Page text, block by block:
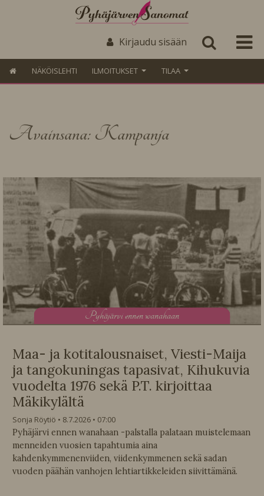
Kirjaudu sisään
NÄKÖISLEHTI ILMOITUKSET TILAA
Avainsana: Kampanja
Pyhäjärvi ennen wanahaan
Maa- ja kotitalousnaiset, Viesti-Maija
ja tangokuningas tapasivat, Kihukuvia
vuodelta 1976 sekä P.T. kirjoittaa
Mäkikylältä
Sonja Röytiö 8.7.2026
07:00
Pyhäjärvi ennen wanahaan -palstalla palataan muistelemaan
menneiden vuosien tapahtumia aina
kahdenkymmenenviiden, viidenkymmenen sekä sadan
vuoden päähän vanhojen lehtiartikkeleiden siivittämänä.